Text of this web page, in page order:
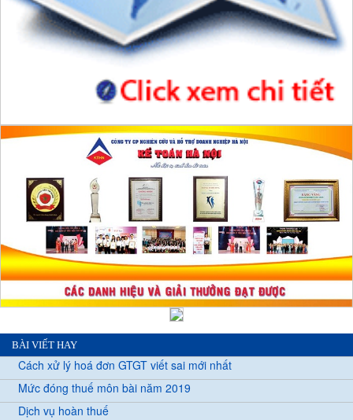
BÀI VIẾT HAY
Cách xử lý hoá đơn GTGT viết sai mới nhất
Mức đóng thuế môn bài năm 2019
Dịch vụ hoàn thuế